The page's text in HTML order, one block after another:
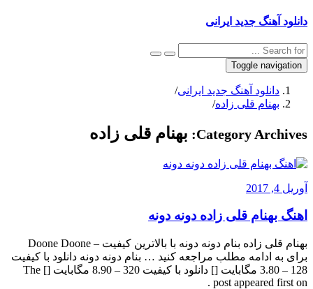
دانلود آهنگ جدید ایرانی
Toggle navigation
دانلود آهنگ جدید ایرانی/
بهنام قلی زاده/
Category Archives: بهنام قلی زاده
آوریل 4, 2017
اهنگ بهنام قلی زاده دونه دونه
بهنام قلی زاده بنام دونه دونه با بالاترین کیفیت – Doone Doone
برای به ادامه مطلب مراجعه کنید … بنام دونه دونه دانلود با کیفیت
128 – 3.80 مگابایت [] دانلود با کیفیت 320 – 8.90 مگابایت [] The
post appeared first on .